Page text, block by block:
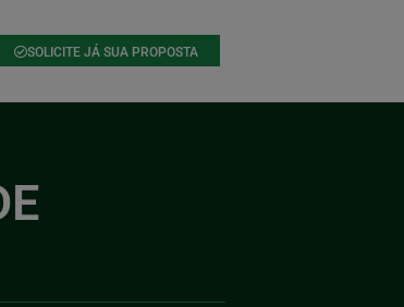
SOLICITE JÁ SUA PROPOSTA